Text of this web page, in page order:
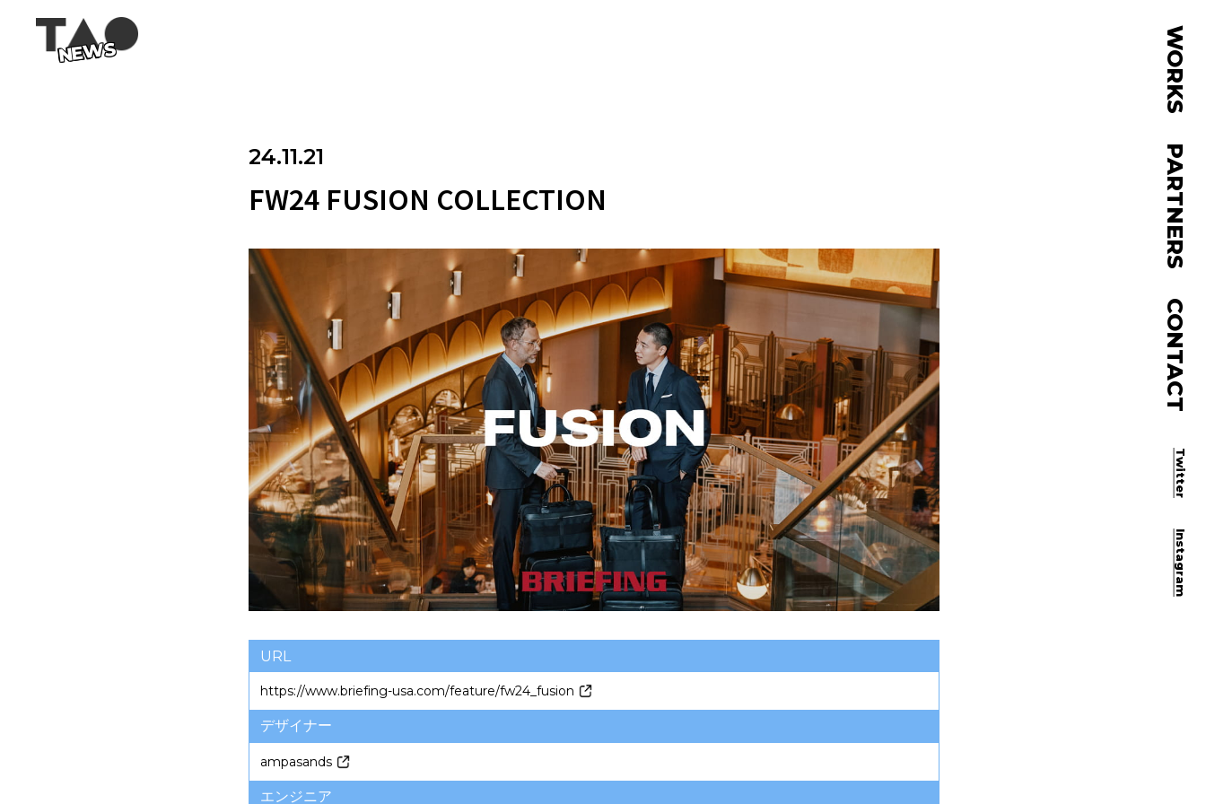
NEWS WORKS
PARTNERS
CONTACT
Twitter
Instagram
24.11.21
FW24 FUSION COLLECTION
URL
https://www.briefing-usa.com/feature/fw24_fusion
デザイナー
ampasands
エンジニア